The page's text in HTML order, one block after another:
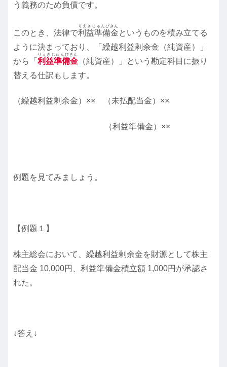
う義務のため負債です。
このとき、法律で利益準備金
りえきじゅんびきん
というものを積み立てる
ように決まっており、「繰越利益剰余金（純資産）」
から「 利益準備金
りえきじゅんびきん
（純資産）」という勘定科目に振り
替える仕訳もします。
（繰越利益剰余金）×× （未払配当金）××
（利益準備金）××
例題を見てみましょう。
【例題１】
株主総会において、繰越利益剰余金を財源として株主
配当金 10,000円、利益準備金積立額 1,000円が承認さ
れた。
↓答え↓